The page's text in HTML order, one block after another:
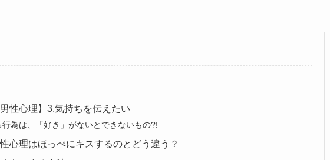
性心理】3.気持ちを伝えたい
為は、「好き」がないとできないもの?!
心理はほっぺにキスするのとどう違う？